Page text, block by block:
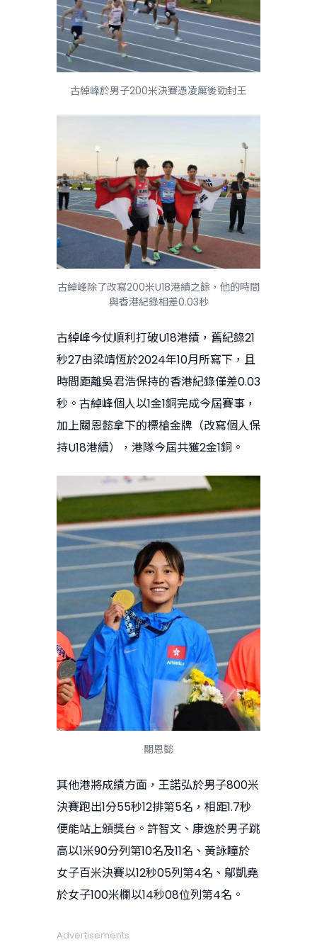
古綽峰於男子200米決賽憑凌厲後勁封王
古綽峰除了改寫200米U18港績之餘，他的時間
與香港紀錄相差0.03秒
古綽峰今仗順利打破U18港績，舊紀錄21
秒27由梁靖恆於2024年10月所寫下，且
時間距離吳君浩保持的香港紀錄僅差0.03
秒。古綽峰個人以1金1銅完成今屆賽事，
加上關恩懿拿下的標槍金牌（改寫個人保
持U18港績），港隊今屆共獲2金1銅。
關恩懿
其他港將成績方面，王諾弘於男子800米
決賽跑出1分55秒12排第5名，相距1.7秒
便能站上頒獎台。許智文、康逸於男子跳
高以1米90分列第10名及11名、黃詠瞳於
女子百米決賽以12秒05列第4名、鄔凱堯
於女子100米欄以14秒08位列第4名。
Advertisements